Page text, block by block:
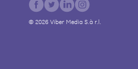
© 2026Viber Media S.à r.l.